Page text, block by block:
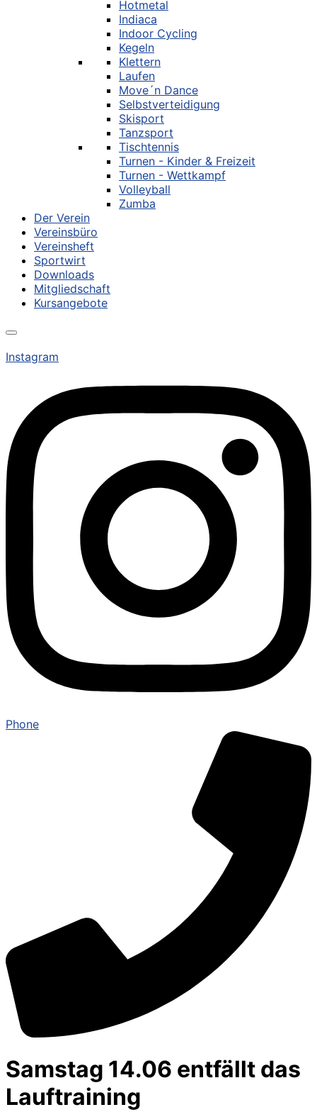
Hotmetal
Indiaca
Indoor Cycling
Kegeln
Klettern
Laufen
Move´n Dance
Selbstverteidigung
Skisport
Tanzsport
Tischtennis
Turnen - Kinder & Freizeit
Turnen - Wettkampf
Volleyball
Zumba
Der Verein
Vereinsbüro
Vereinsheft
Sportwirt
Downloads
Mitgliedschaft
Kursangebote
Instagram
Phone
Samstag 14.06 entfällt das
Lauftraining